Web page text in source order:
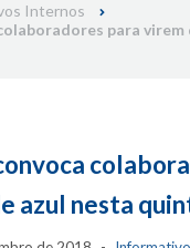
Internos
para virem
azul nesta